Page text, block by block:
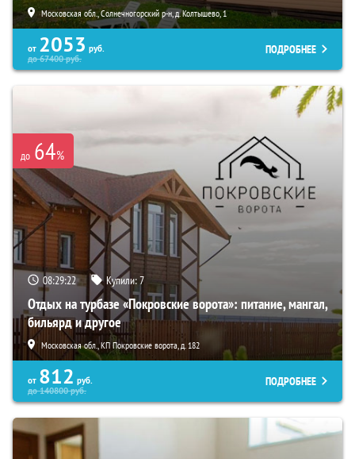
Московская обл., Солнечногорский р-н, д. Колтышево, 1
от 2053 руб.
до67400руб.
ПОДРОБНЕЕ
до 64%
08:29:20 Купили:7
Отдых на турбазе «Покровские ворота»: питание, мангал,
бильярд и другое
Московская обл., КП Покровские ворота, д. 182
от 812 руб.
до140800руб.
ПОДРОБНЕЕ